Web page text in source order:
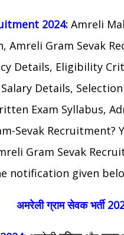
2024: Amreli
Amreli Gram Sevak
Details, Eligibility
Salary Details,
Exam Syllabus,
Sevak Recruitment?
Gram Sevak
notification given
अमरेलीग्राम सेवक भर्ती